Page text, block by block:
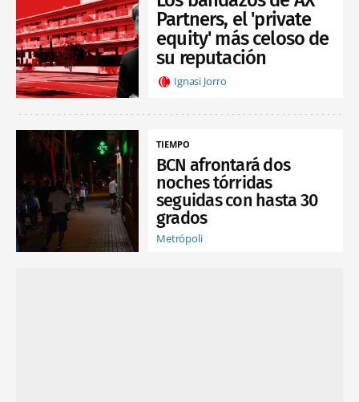
Partners, el 'private
equity' más celoso de
su reputación
Ignasi Jorro
TIEMPO
BCN afrontará dos
noches tórridas
seguidas con hasta 30
grados
Metrópoli